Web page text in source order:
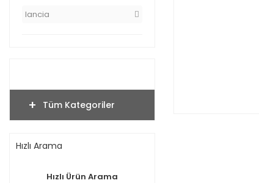
lancia
Tüm Kategoriler
Hızlı Arama
Hızlı Ürün Arama